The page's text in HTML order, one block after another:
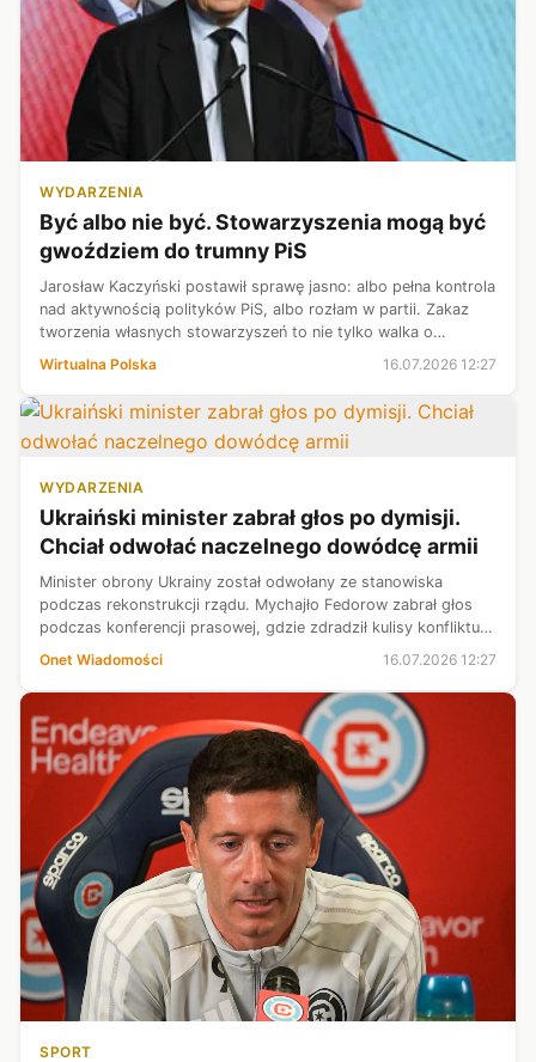
WYDARZENIA
Być albo nie być. Stowarzyszenia mogą być
gwoździem do trumny PiS
Jarosław Kaczyński postawił sprawę jasno: albo pełna kontrola
nad aktywnością polityków PiS, albo rozłam w partii. Zakaz
tworzenia własnych stowarzyszeń to nie tylko walka o
działalności polityczne...
Wirtualna Polska 16.07.2026 12:27
WYDARZENIA
Ukraiński minister zabrał głos po dymisji.
Chciał odwołać naczelnego dowódcę armii
Minister obrony Ukrainy został odwołany ze stanowiska
podczas rekonstrukcji rządu. Mychajło Fedorow zabrał głos
podczas konferencji prasowej, gdzie zdradził kulisy konfliktu z
generałem Syrskim. — Nie stawiałem warunku "albo ja, albo
on" — powiedział...
Onet Wiadomości 16.07.2026 12:27
SPORT